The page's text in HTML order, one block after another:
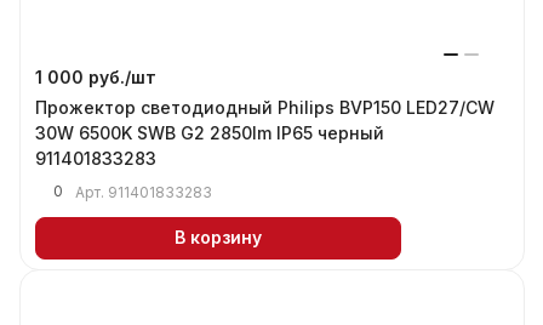
1 000 руб./шт
Прожектор светодиодный Philips BVP150 LED27/СW
30W 6500K SWB G2 2850lm IP65 черный
911401833283
0 Арт. 911401833283
В корзину